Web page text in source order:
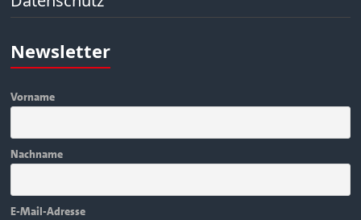
Newsletter
Vorname
Nachname
E-Mail-Adresse